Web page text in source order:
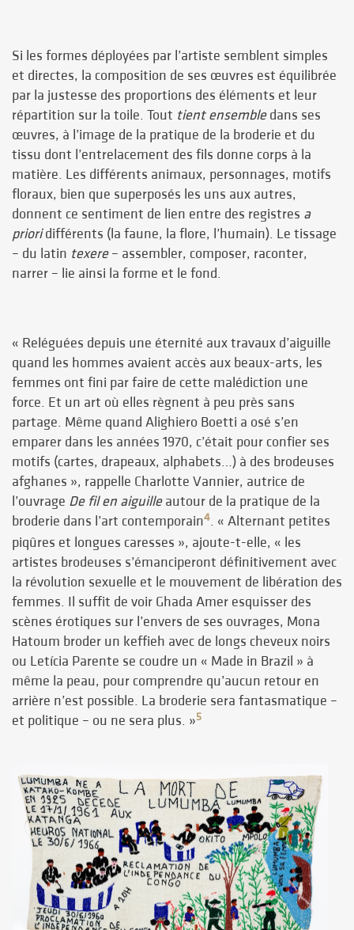
Si les formes déployées par l’artiste semblent simples
et directes, la composition de ses œuvres est équilibrée
par la justesse des proportions des éléments et leur
répartition sur la toile. Tout tient ensembledans ses
œuvres, à l’image de la pratique de la broderie et du
tissu dont l’entrelacement des fils donne corps à la
matière. Les différents animaux, personnages, motifs
floraux, bien que superposés les uns aux autres,
donnent ce sentiment de lien entre des registres a
prioridifférents (la faune, la flore, l’humain). Le tissage
– du latin texere– assembler, composer, raconter,
narrer – lie ainsi la forme et le fond.
« Reléguées depuis une éternité aux travaux d’aiguille
quand les hommes avaient accès aux beaux-arts, les
femmes ont fini par faire de cette malédiction une
force. Et un art où elles règnent à peu près sans
partage. Même quand Alighiero Boetti a osé s’en
emparer dans les années 1970, c’était pour confier ses
motifs (cartes, drapeaux, alphabets…) à des brodeuses
afghanes », rappelle Charlotte Vannier, autrice de
l’ouvrage De fil en aiguilleautour de la pratique de la
broderie dans l’art contemporain4. « Alternant petites
piqûres et longues caresses », ajoute-t-elle, « les
artistes brodeuses s’émanciperont définitivement avec
la révolution sexuelle et le mouvement de libération des
femmes. Il suffit de voir Ghada Amer esquisser des
scènes érotiques sur l’envers de ses ouvrages, Mona
Hatoum broder un keffieh avec de longs cheveux noirs
ou Letícia Parente se coudre un « Made in Brazil » à
même la peau, pour comprendre qu’aucun retour en
arrière n’est possible. La broderie sera fantasmatique –
et politique – ou ne sera plus. »5